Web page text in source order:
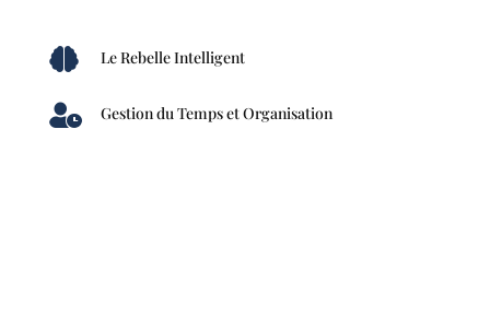
 Le Rebelle Intelligent
 Gestion du Temps et Organisation